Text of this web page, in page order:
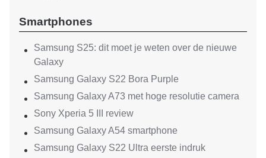
Smartphones
Samsung S25: dit moet je weten over de nieuwe
Galaxy
Samsung Galaxy S22 Bora Purple
Samsung Galaxy A73 met hoge resolutie camera
Sony Xperia 5 III review
Samsung Galaxy A54 smartphone
Samsung Galaxy S22 Ultra eerste indruk